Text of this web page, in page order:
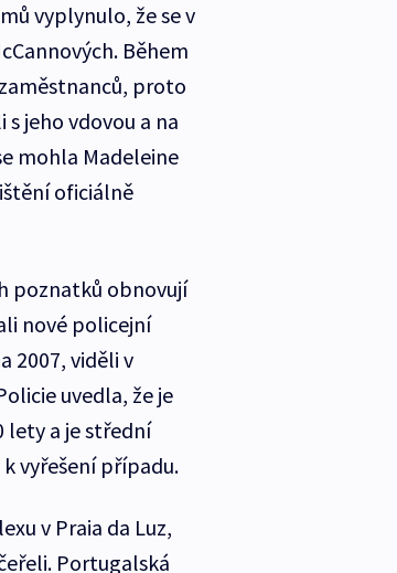
vyplynulo, že se v
Během
proto
jeho vdovou a na
mohla Madeleine
oficiálně
poznatků obnovují
nové policejní
2007, viděli v
uvedla, že je
lety a je střední
vyřešení případu.
v Praia da Luz,
Portugalská